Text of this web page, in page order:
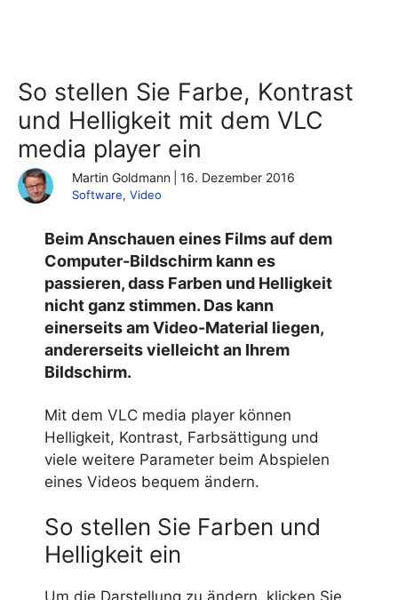
So stellen Sie Farbe, Kontrast
und Helligkeit mit dem VLC
media player ein
Martin Goldmann 16. Dezember 2016
Software, Video
Beim Anschauen eines Films auf dem
Computer-Bildschirm kann es
passieren, dass Farben und Helligkeit
nicht ganz stimmen. Das kann
einerseits am Video-Material liegen,
andererseits vielleicht an Ihrem
Bildschirm.
Mit dem VLC media player können
Helligkeit, Kontrast, Farbsättigung und
viele weitere Parameter beim Abspielen
eines Videos bequem ändern.
So stellen Sie Farben und
Helligkeit ein
Um die Darstellung zu ändern, klicken Sie